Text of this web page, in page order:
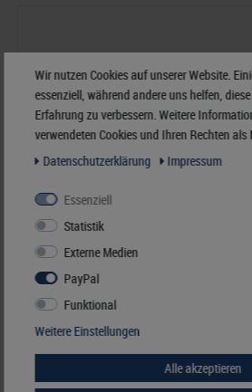
Wir nutzen Cookies auf unserer Website.
essenziell, während andere uns helfen,
Erfahrung zu verbessern. Weitere
verwendeten Cookies und Ihren Rechten
Daten­schutz­erklärung
Impressum
Essenziell
Statistik
Externe Medien
PayPal
Funktional
Weitere Einstellungen
Alle akzeptieren